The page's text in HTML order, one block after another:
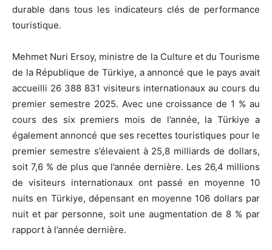
durable dans tous les indicateurs clés de performance
touristique.
Mehmet Nuri Ersoy, ministre de la Culture et du Tourisme
de la République de Türkiye, a annoncé que le pays avait
accueilli 26 388 831 visiteurs internationaux au cours du
premier semestre 2025. Avec une croissance de 1 % au
cours des six premiers mois de l’année, la Türkiye a
également annoncé que ses recettes touristiques pour le
premier semestre s’élevaient à 25,8 milliards de dollars,
soit 7,6 % de plus que l’année dernière. Les 26,4 millions
de visiteurs internationaux ont passé en moyenne 10
nuits en Türkiye, dépensant en moyenne 106 dollars par
nuit et par personne, soit une augmentation de 8 % par
rapport à l’année dernière.